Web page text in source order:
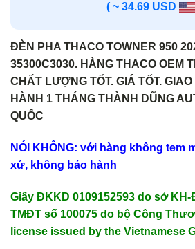
( ~ 34.69 USD
ĐÈN PHA THACO TOWNER 950
35300C3030. HÀNG THACO OEM
CHẤT LƯỢNG TỐT. GIÁ TỐT.
HÀNH 1 THÁNG THÀNH DŨNG
QUỐC
NÓI KHÔNG: với hàng không tem
xứ, không bảo hành
Giấy ĐKKD 0109152593 do sở KH-
TMĐT số 100075 do bộ Công
license issued by the Vietnamese